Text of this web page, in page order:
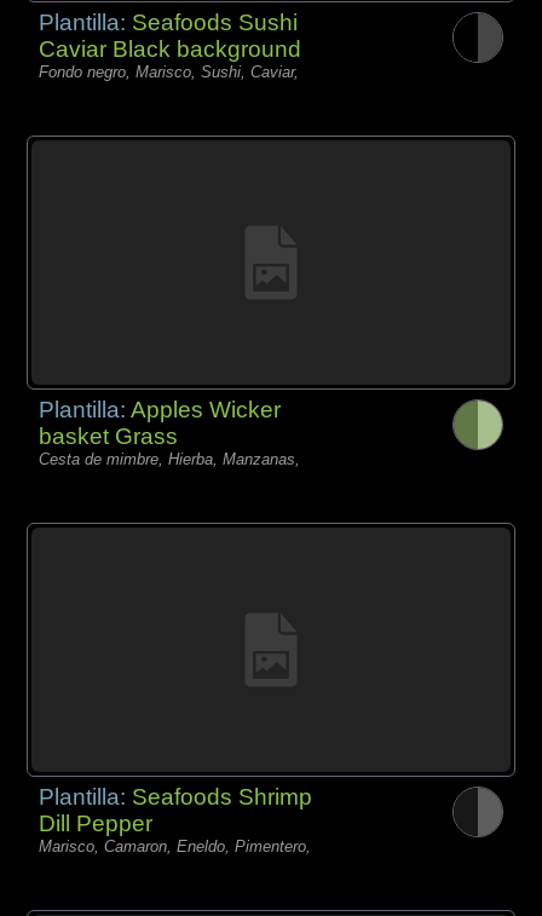
Plantilla: Seafoods Sushi
Caviar Black background
Fondo negro, Marisco, Sushi, Caviar,
Plantilla:Apples Wicker
basket Grass
Cesta de mimbre, Hierba, Manzanas,
Plantilla: Seafoods Shrimp
Dill Pepper
Marisco, Camaron, Eneldo, Pimentero,